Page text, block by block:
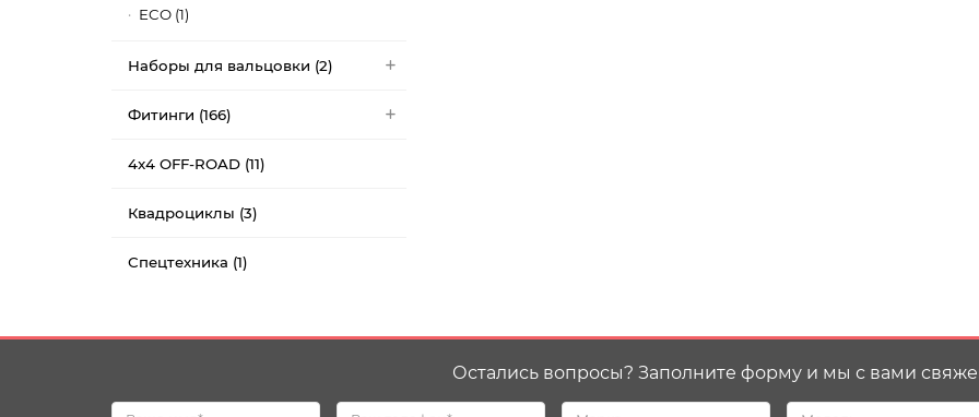
ECO (1)
Наборы для вальцовки (2)
Фитинги (166)
4x4 OFF-ROAD (11)
Квадроциклы (3)
Спецтехника (1)
Остались вопросы? Заполните форму и мы с вами